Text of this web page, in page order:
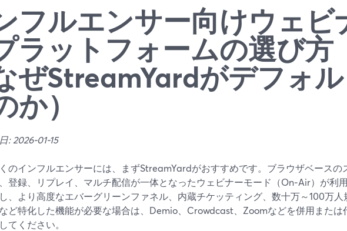
フルエンサー向けウェビ
ラットフォームの選び方
ぜStreamYardがデフォ
か）
: 2026-01-15
のインフルエンサーには、まずStreamYardがおすすめです。ブラウザベースの
登録、リプレイ、マルチ配信が一体となったウェビナーモード（On‑Air）が利
、より高度なエバーグリーンファネル、内蔵チケッティング、数十万～100万人
ど特化した機能が必要な場合は、Demio、Crowdcast、Zoomなどを併用または
てください。